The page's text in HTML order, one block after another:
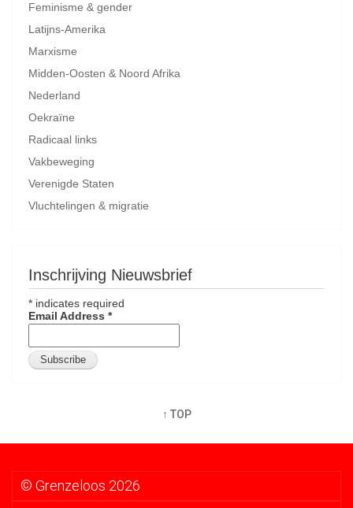
Feminisme & gender
Latijns-Amerika
Marxisme
Midden-Oosten & Noord Afrika
Nederland
Oekraïne
Radicaal links
Vakbeweging
Verenigde Staten
Vluchtelingen & migratie
Inschrijving Nieuwsbrief
* indicates required
Email Address *
↑ TOP
© Grenzeloos 2026